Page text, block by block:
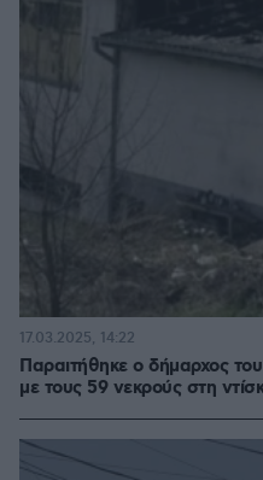
Παραιτήθηκε ο δήμαρχος
με τους 59 νεκρούς στη
17.03.2025, 14:22